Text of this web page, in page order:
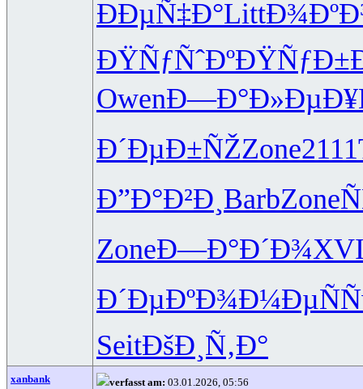
ÐÐµÑ‡Ð°Litt
ÐŸÑƒÑˆÐº
OwenÐ—Ð°Ð»Ðµ
Ð´ÐµÐ±ÑŽZone2111
Ð”Ð°Ð²Ð¸ BarbZone
ZoneÐ—Ð°Ð´Ð¾
Ð´ÐµÐºÐ¾Ð¼ÐµÑÑ
SeitÐšÐ¸Ñ‚Ð°
xanbank verfasst am: 03.01.2026, 05:56